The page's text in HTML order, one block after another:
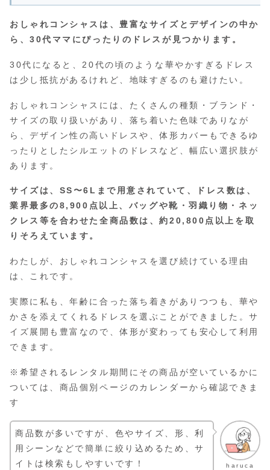
おしゃれコンシャスは、豊富なサイズとデザインの中か
ら、30代ママにぴったりのドレスが見つかります。
30代になると、20代の頃のような華やかすぎるドレス
は少し抵抗があるけれど、地味すぎるのも避けたい。
おしゃれコンシャスには、たくさんの種類・ブランド・
サイズの取り扱いがあり、落ち着いた色味でありなが
ら、デザイン性の高いドレスや、体形カバーもできるゆ
ったりとしたシルエットのドレスなど、幅広い選択肢が
あります。
サイズは、SS〜6Lまで用意 されていて、
ドレス数は、
業界最多の8,900点以上、 バッグや靴・羽織り物・ネッ
クレス等を合わせた全商品数は、約20,800点以上 を取
りそろえています。
わたしが、おしゃれコンシャスを選び続けている理由
は、これです。
実際に私も、年齢に合った落ち着きがありつつも、華や
かさを添えてくれるドレスを選ぶことができました。サ
イズ展開も豊富なので、体形が変わっても安心して利用
できます。
※希望されるレンタル期間にその商品が空いているかに
ついては、商品個別ページのカレンダーから確認できま
す
haruca
商品数が多いですが、色やサイズ、形、利
用シーンなどで簡単に絞り込めるため、サ
イトは検索もしやすいです！